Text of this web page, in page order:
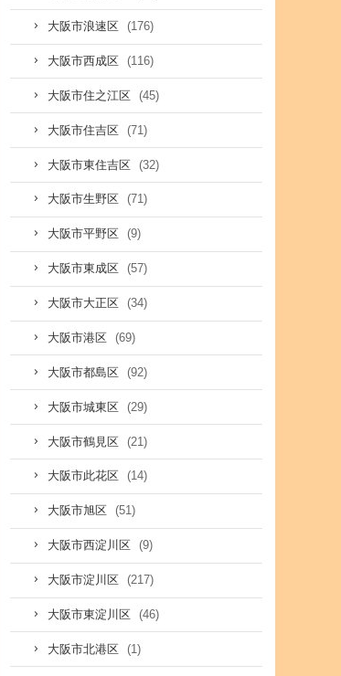
大阪市浪速区 (176)
大阪市西成区 (116)
大阪市住之江区 (45)
大阪市住吉区 (71)
大阪市東住吉区 (32)
大阪市生野区 (71)
大阪市平野区 (9)
大阪市東成区 (57)
大阪市大正区 (34)
大阪市港区 (69)
大阪市都島区 (92)
大阪市城東区 (29)
大阪市鶴見区 (21)
大阪市此花区 (14)
大阪市旭区 (51)
大阪市西淀川区 (9)
大阪市淀川区 (217)
大阪市東淀川区 (46)
大阪市北港区 (1)